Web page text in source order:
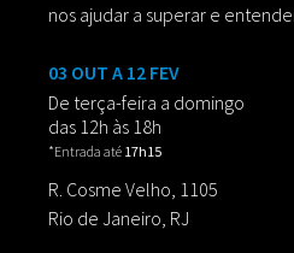
nos ajudar a superar e
03 OUT A 12 FEV
De terça-feira a domingo
das 12h às 18h
*Entrada até 17h15
R. Cosme Velho, 1105
Rio de Janeiro, RJ